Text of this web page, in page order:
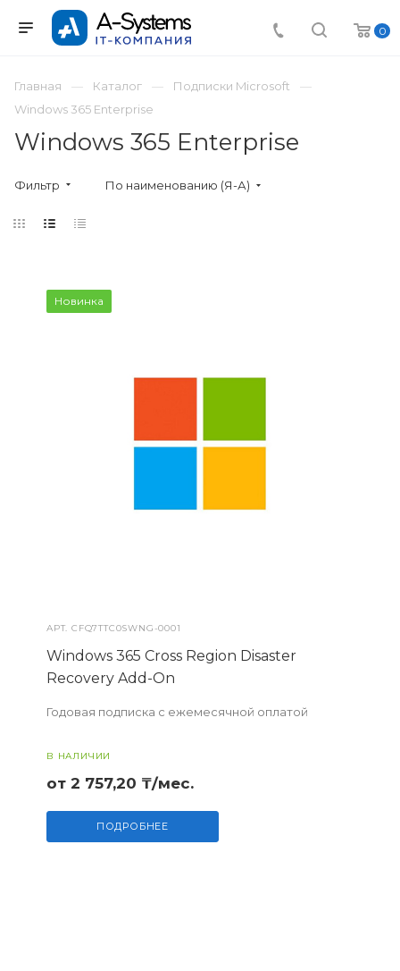
0
Главная Каталог
Подписки Microsoft
Windows 365 Enterprise
Windows 365 Enterprise
Фильтр По наименованию (Я-А)
Новинка
АРТ.CFQ7TTC0SWNG-0001
Windows 365 Cross Region Disaster
Recovery Add-On
Годовая подписка с ежемесячной оплатой
В НАЛИЧИИ
от 2 757,20 ₸/мес.
ПОДРОБНЕЕ